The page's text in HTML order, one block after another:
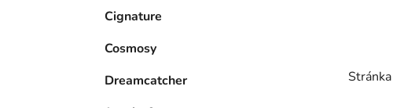
Cignature
Cosmosy
Dreamcatcher
Stránka